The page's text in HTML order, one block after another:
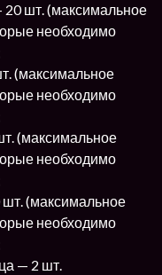
шт. (максимальное
необходимо
(максимальное
необходимо
(максимальное
необходимо
(максимальное
необходимо
— 2 шт.